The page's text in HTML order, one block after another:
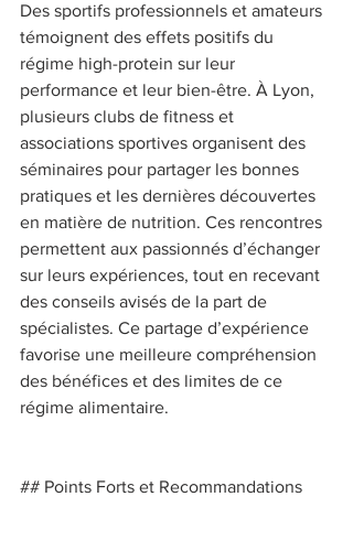
Des sportifs professionnels et amateurs
témoignent des effets positifs du
régime high-protein sur leur
performance et leur bien-être. À Lyon,
plusieurs clubs de fitness et
associations sportives organisent des
séminaires pour partager les bonnes
pratiques et les dernières découvertes
en matière de nutrition. Ces rencontres
permettent aux passionnés d’échanger
sur leurs expériences, tout en recevant
des conseils avisés de la part de
spécialistes. Ce partage d’expérience
favorise une meilleure compréhension
des bénéfices et des limites de ce
régime alimentaire.
## Points Forts et Recommandations